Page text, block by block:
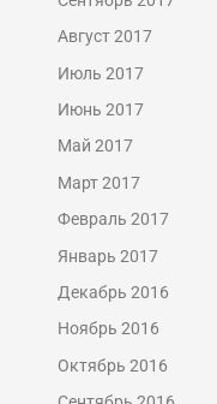
Август 2017
Июль 2017
Июнь 2017
Май 2017
Март 2017
Февраль 2017
Январь 2017
Декабрь 2016
Ноябрь 2016
Октябрь 2016